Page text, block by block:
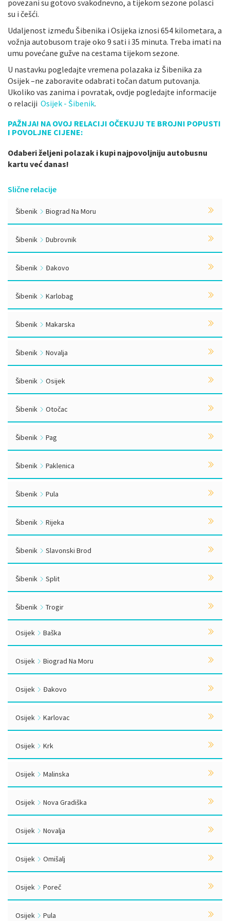
povezani su gotovo svakodnevno, a tijekom sezone polasci
su i češći.
Udaljenost između Šibenika i Osijeka iznosi 654 kilometara, a
vožnja autobusom traje oko 9 sati i 35 minuta. Treba imati na
umu povećane gužve na cestama tijekom sezone.
U nastavku pogledajte vremena polazaka iz Šibenika za
Osijek –ne zaboravite odabrati točan datum putovanja.
Ukoliko vas zanima i povratak, ovdje pogledajte informacije
o relaciji Osijek - Šibenik.
PAŽNJA! NA OVOJ RELACIJI OČEKUJU TE BROJNI POPUSTI
I POVOLJNE CIJENE:
Odaberi željeni polazak i kupi najpovoljniju autobusnu
kartu već danas!
Slične relacije
Šibenik Biograd Na Moru
Šibenik Dubrovnik
Šibenik Đakovo
Šibenik Karlobag
Šibenik Makarska
Šibenik Novalja
Šibenik Osijek
Šibenik Otočac
Šibenik Pag
Šibenik Paklenica
Šibenik Pula
Šibenik Rijeka
Šibenik Slavonski Brod
Šibenik Split
Šibenik Trogir
Osijek Baška
Osijek Biograd Na Moru
Osijek Đakovo
Osijek Karlovac
Osijek Krk
Osijek Malinska
Osijek Nova Gradiška
Osijek Novalja
Osijek Omišalj
Osijek Poreč
Osijek Pula